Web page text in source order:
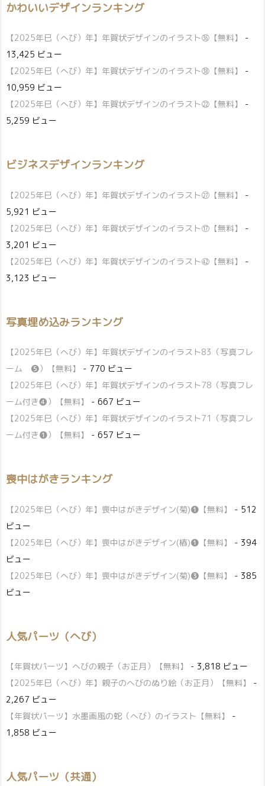
かわいいデザインランキング
【2025年巳（へび）年】年賀状デザインのイラスト㊱【無料】
-
13,425 ビュー
【2025年巳（へび）年】年賀状デザインのイラスト㊳【無料】
-
10,959 ビュー
【2025年巳（へび）年】年賀状デザインのイラスト㉒【無料】
-
5,259 ビュー
ビジネスデザインランキング
【2025年巳（へび）年】年賀状デザインのイラスト㉗【無料】
-
5,921 ビュー
【2025年巳（へび）年】年賀状デザインのイラスト⑰【無料】
-
3,201 ビュー
【2025年巳（へび）年】年賀状デザインのイラスト㊷【無料】
-
3,123 ビュー
写真埋め込みランキング
【2025年巳（へび）年】年賀状デザインのイラスト83（写真フレ
ーム ❺）【無料】
- 770 ビュー
【2025年巳（へび）年】年賀状デザインのイラスト78（写真フレ
ーム付き❹）【無料】
- 667 ビュー
【2025年巳（へび）年】年賀状デザインのイラスト71（写真フレ
ーム付き❶）【無料】
- 657 ビュー
喪中はがきランキング
【2025年巳（へび）年】喪中はがきデザイン(菊)❶【無料】
- 512
ビュー
【2025年巳（へび）年】喪中はがきデザイン(椿)❶【無料】
- 394
ビュー
【2025年巳（へび）年】喪中はがきデザイン(菊)❸【無料】
- 385
ビュー
人気パーツ（へび）
【年賀状パーツ】へびの親子（お正月）【無料】
- 3,818 ビュー
【2025年巳（へび）年】親子のへびのぬり絵（お正月）【無料】
-
2,267 ビュー
【年賀状パーツ】水墨画風の蛇（へび）のイラスト【無料】
-
1,858 ビュー
人気パーツ（共通）